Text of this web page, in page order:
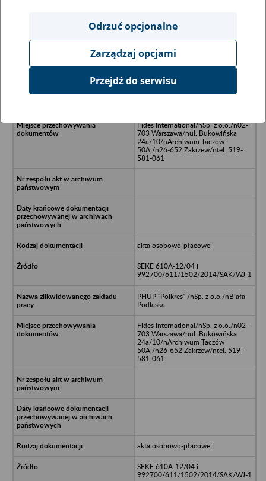
Ukryj wszystkie pozycje bazy
Drewozbyt Sp. z o.o./nBiała
Fides International/nSp. z o.o./n02-
703 Warszawa/nul. Bukowińska
24a/10/nArchiwum Taczów
50A,/n26-652 Zakrzew/ntel. 519-
581-061
akta osobowo-płacowe
SEKE 610A-12/04 i
992700/611/1502/2014/SAK/WJ-1
PHUP "Polkres" /nSp. z o.o./nBiała
Podlaska
Fides International/nSp. z o.o./n02-
703 Warszawa/nul. Bukowińska
24a/10/nArchiwum Taczów
50A,/n26-652 Zakrzew/ntel. 519-
581-061
akta osobowo-płacowe
SEKE 610A-12/04 i
992700/611/1502/2014/SAK/WJ-1
Odrzuć opcjonalne
Zarządzaj opcjami
Przejdź do serwisu